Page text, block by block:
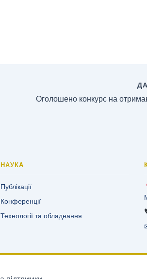
НАУКА
Публікації
Конференції
Технології та обладнання